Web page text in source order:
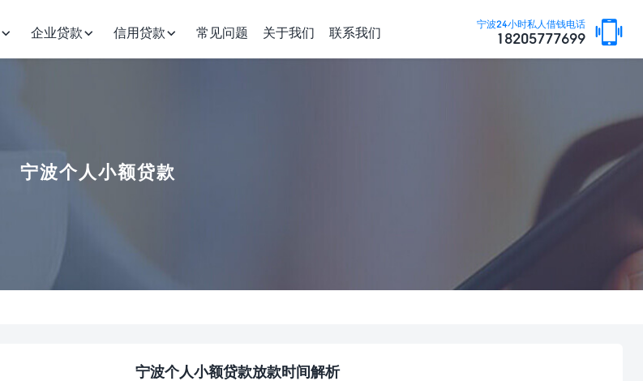
宁波24小时私人借钱电话
18205777699
企业贷款 信用贷款 常见问题 关于我们 联系我们
宁波个人小额贷款
宁波个人小额贷款放款时间解析